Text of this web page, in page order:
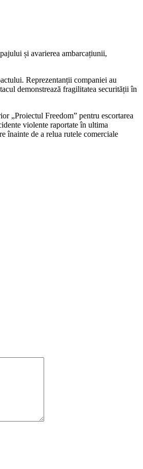
și avarierea ambarcațiunii,
Reprezentanții companiei au
demonstrează fragilitatea securității în
„Proiectul Freedom” pentru escortarea
violente raportate în ultima
înainte de a relua rutele comerciale